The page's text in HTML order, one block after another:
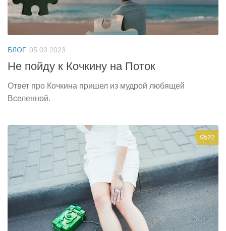
БЛОГ 05.03.2023
Не пойду к Кочкину на Поток
Ответ про Кочкина пришел из мудрой любящей
Вселенной.
22